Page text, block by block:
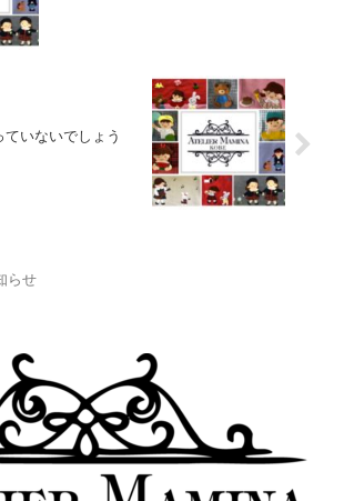
いないでしょう
らせ